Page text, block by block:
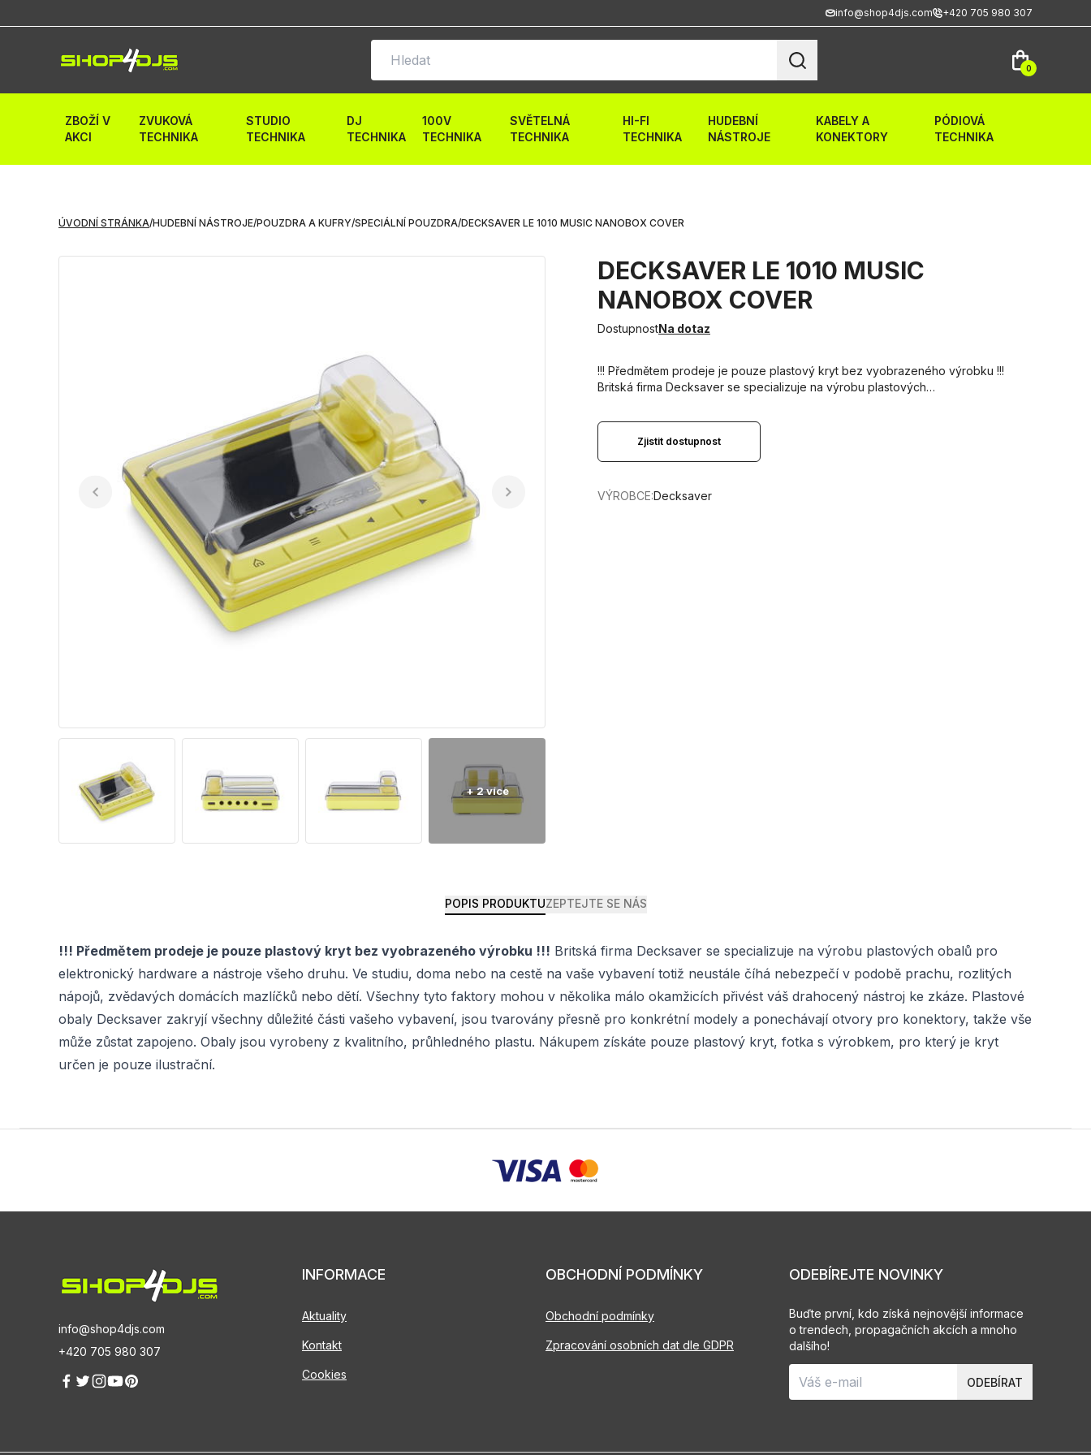
info@shop4djs.com +420 705 980 307
0
ZBOŽÍ V
AKCI
ZVUKOVÁ
TECHNIKA
STUDIO
TECHNIKA
DJ
TECHNIKA
100V
TECHNIKA
SVĚTELNÁ
TECHNIKA
HI-FI
TECHNIKA
HUDEBNÍ
NÁSTROJE
KABELY A
KONEKTORY
PÓDIOVÁ
TECHNIKA
ÚVODNÍ STRÁNKA/HUDEBNÍ NÁSTROJE/POUZDRA A KUFRY/SPECIÁLNÍ POUZDRA/DECKSAVER LE 1010 MUSIC NANOBOX COVER
DECKSAVER LE 1010 MUSIC
NANOBOX COVER
DostupnostNa dotaz
!!! Předmětem prodeje je pouze plastový kryt bez vyobrazeného výrobku !!!
Britská firma Decksaver se specializuje na výrobu plastových…
Zjistit dostupnost
VÝROBCE:Decksaver
POPIS PRODUKTUZEPTEJTE SE NÁS
!!! Předmětem prodeje je pouze plastový kryt bez vyobrazeného výrobku !!! Britská firma Decksaver se specializuje na výrobu plastových obalů pro
elektronický hardware a nástroje všeho druhu. Ve studiu, doma nebo na cestě na vaše vybavení totiž neustále číhá nebezpečí v podobě prachu, rozlitých
nápojů, zvědavých domácích mazlíčků nebo dětí. Všechny tyto faktory mohou v několika málo okamžicích přivést váš drahocený nástroj ke zkáze. Plastové
obaly Decksaver zakryjí všechny důležité části vašeho vybavení, jsou tvarovány přesně pro konkrétní modely a ponechávají otvory pro konektory, takže vše
může zůstat zapojeno. Obaly jsou vyrobeny z kvalitního, průhledného plastu. Nákupem získáte pouze plastový kryt, fotka s výrobkem, pro který je kryt
určen je pouze ilustrační.
info@shop4djs.com
+420 705 980 307
INFORMACE
Aktuality
Kontakt
Cookies
OBCHODNÍ PODMÍNKY
Obchodní podmínky
Zpracování osobních dat dle GDPR
ODEBÍREJTE NOVINKY
Buďte první, kdo získá nejnovější informace
o trendech, propagačních akcích a mnoho
dalšího!
ODEBÍRAT